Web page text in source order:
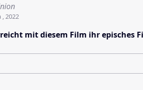
2022
mit diesem Film ihr episches